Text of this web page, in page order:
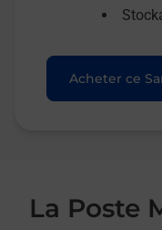
Acheter ce
La Poste